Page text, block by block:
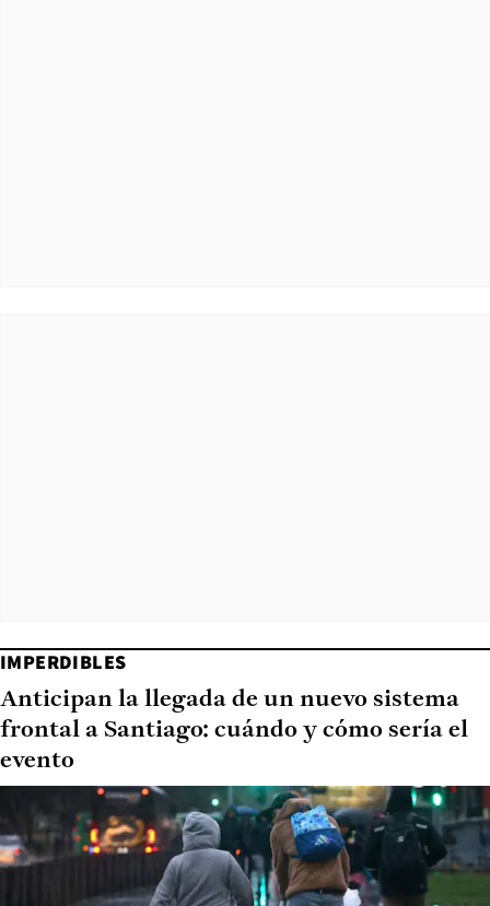
IMPERDIBLES
Anticipan la llegada de un nuevo sistema
frontal a Santiago: cuándo y cómo sería el
evento